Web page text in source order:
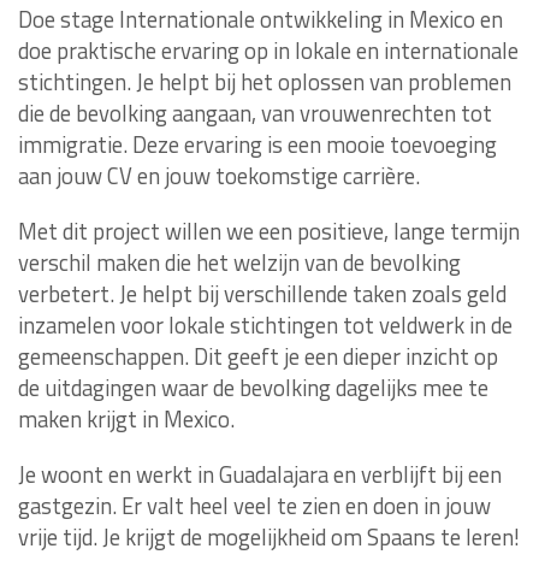
Doe stage Internationale ontwikkeling in Mexico en
doe praktische ervaring op in lokale en internationale
stichtingen. Je helpt bij het oplossen van problemen
die de bevolking aangaan, van vrouwenrechten tot
immigratie. Deze ervaring is een mooie toevoeging
aan jouw CV en jouw toekomstige carrière.
Met dit project willen we een positieve, lange termijn
verschil maken die het welzijn van de bevolking
verbetert. Je helpt bij verschillende taken zoals geld
inzamelen voor lokale stichtingen tot veldwerk in de
gemeenschappen. Dit geeft je een dieper inzicht op
de uitdagingen waar de bevolking dagelijks mee te
maken krijgt in Mexico.
Je woont en werkt in Guadalajara en verblijft bij een
gastgezin. Er valt heel veel te zien en doen in jouw
vrije tijd. Je krijgt de mogelijkheid om Spaans te leren!